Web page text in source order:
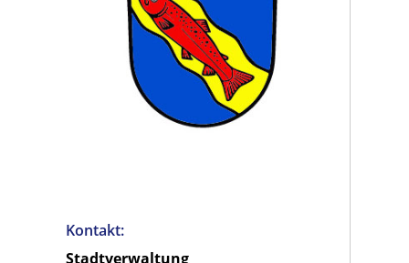
Kontakt:
Stadtverwaltung